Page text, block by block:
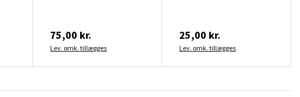
75,00 kr.
Lev. omk. tillægges
25,00 kr.
Lev. omk. tillægges